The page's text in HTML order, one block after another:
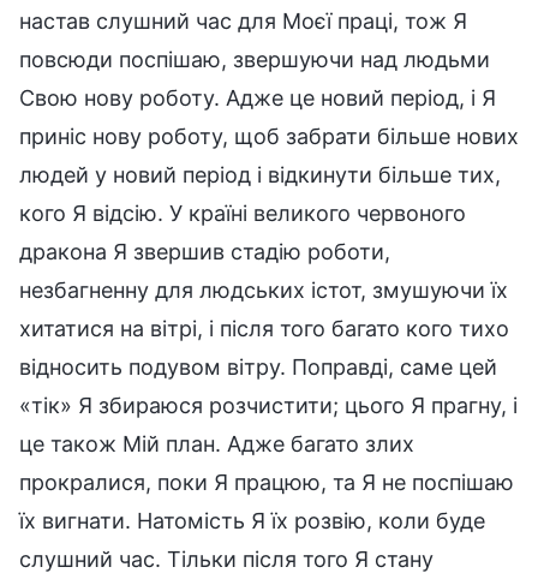
настав слушний час для Моєї праці, тож Я
повсюди поспішаю, звершуючи над людьми
Свою нову роботу. Адже це новий період, і Я
приніс нову роботу, щоб забрати більше нових
людей у новий період і відкинути більше тих,
кого Я відсію. У країні великого червоного
дракона Я звершив стадію роботи,
незбагненну для людських істот, змушуючи їх
хитатися на вітрі, і після того багато кого тихо
відносить подувом вітру. Поправді, саме цей
«тік» Я збираюся розчистити; цього Я прагну, і
це також Мій план. Адже багато злих
прокралися, поки Я працюю, та Я не поспішаю
їх вигнати. Натомість Я їх розвію, коли буде
слушний час. Тільки після того Я стану